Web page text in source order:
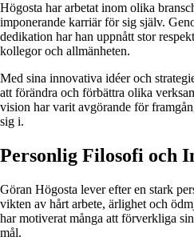
Högosta har arbetat inom olika
imponerande karriär för sig själv.
dedikation har han uppnått stor
kollegor och allmänheten.
Med sina innovativa idéer och
att förändra och förbättra olika
vision har varit avgörande för
sig i.
Personlig Filosofi och
Göran Högosta lever efter en stark
vikten av hårt arbete, ärlighet och
har motiverat många att förverkliga
mål.